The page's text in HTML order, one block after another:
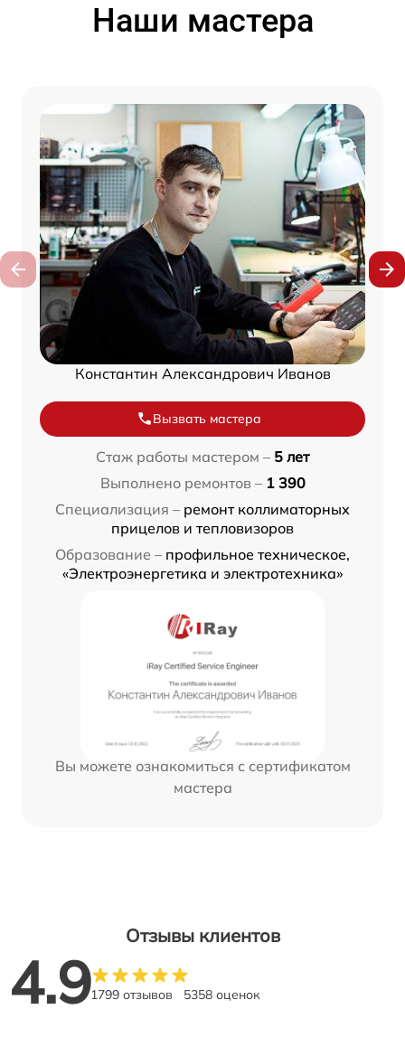
Наши мастера
Константин Александрович Иванов
Вызвать мастера
Стаж работы мастером – 5 лет
Выполнено ремонтов – 1 390
Специализация – ремонт коллиматорных
прицелов и тепловизоров
Образование – профильное техническое,
«Электроэнергетика и электротехника»
Вы можете ознакомиться с сертификатом
мастера
Отзывы клиентов
4.91799 отзывов 5358 оценок